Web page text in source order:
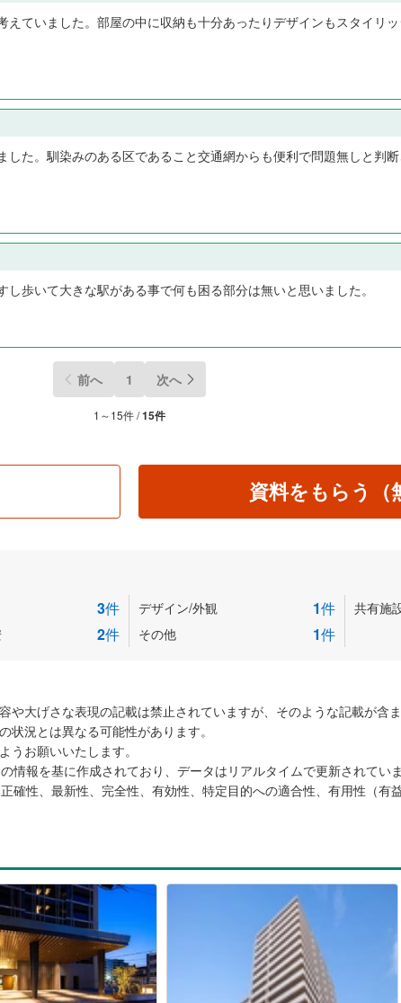
ていました。部屋の中に収納も十分あったりデザインもスタイリ
た。馴染みのある区であること交通網からも便利で問題無しと判
歩いて大きな駅がある事で何も困る部分は無いと思いました。
前へ 1 次へ
1～15件 /15件
資料をもらう（
3件 デザイン/外観 1件 共有施
2件 その他 1件
大げさな表現の記載は禁止されていますが、そのような記載が含ま
況とは異なる可能性があります。
お願いいたします。
報を基に作成されており、データはリアルタイムで更新されていま
確性、最新性、完全性、有効性、特定目的への適合性、有用性（有